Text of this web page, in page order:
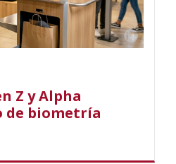
Z y Alpha
de biometría